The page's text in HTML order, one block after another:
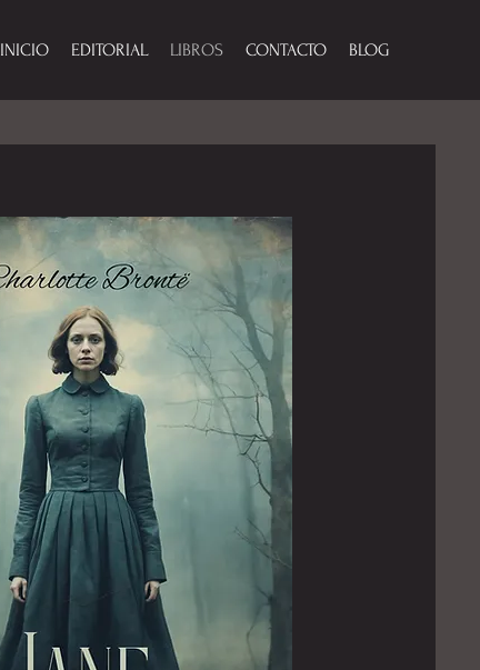
INICIO EDITORIAL LIBROS CONTACTO BLOG